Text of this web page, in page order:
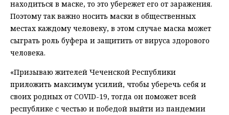
находиться в маске, то это убережет его от заражения.
Поэтому так важно носить маски в общественных
местах каждому человеку, в этом случае маска может
сыграть роль буфера и защитить от вируса здорового
человека.
«Призываю жителей Чеченской Республики
приложить максимум усилий, чтобы уберечь себя и
своих родных от COVID-19, тогда он поможет всей
республике с честью и победой выйти из пандемии